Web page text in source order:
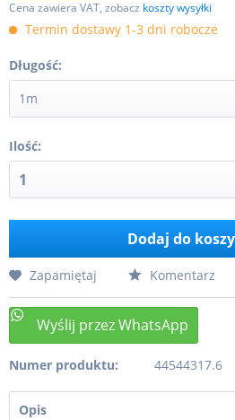
Cena zawiera VAT, zobacz koszty wysyłki
Termin dostawy 1-3 dni robocze
Długość:
Ilość:
Dodaj do
Zapamiętaj Komentarz
Numer produktu: 44544317.6
Opis